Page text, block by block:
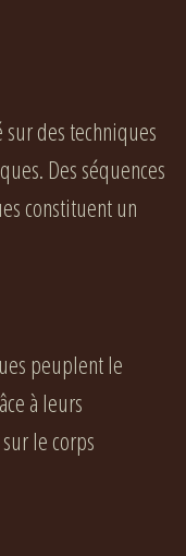
sur des techniques
Des séquences
constituent un
peuplent le
à leurs
le corps